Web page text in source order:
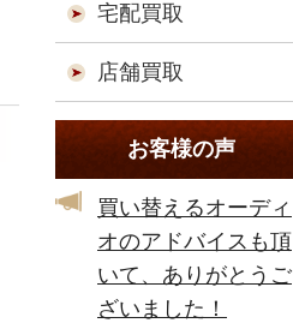
宅配買取
店舗買取
お客様の声
買い替えるオーディ
オのアドバイスも頂
いて、ありがとうご
ざいました！